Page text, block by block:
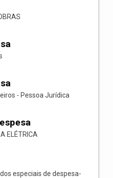
- Pessoa Jurídica
ELÉTRICA
especiais de despesa-